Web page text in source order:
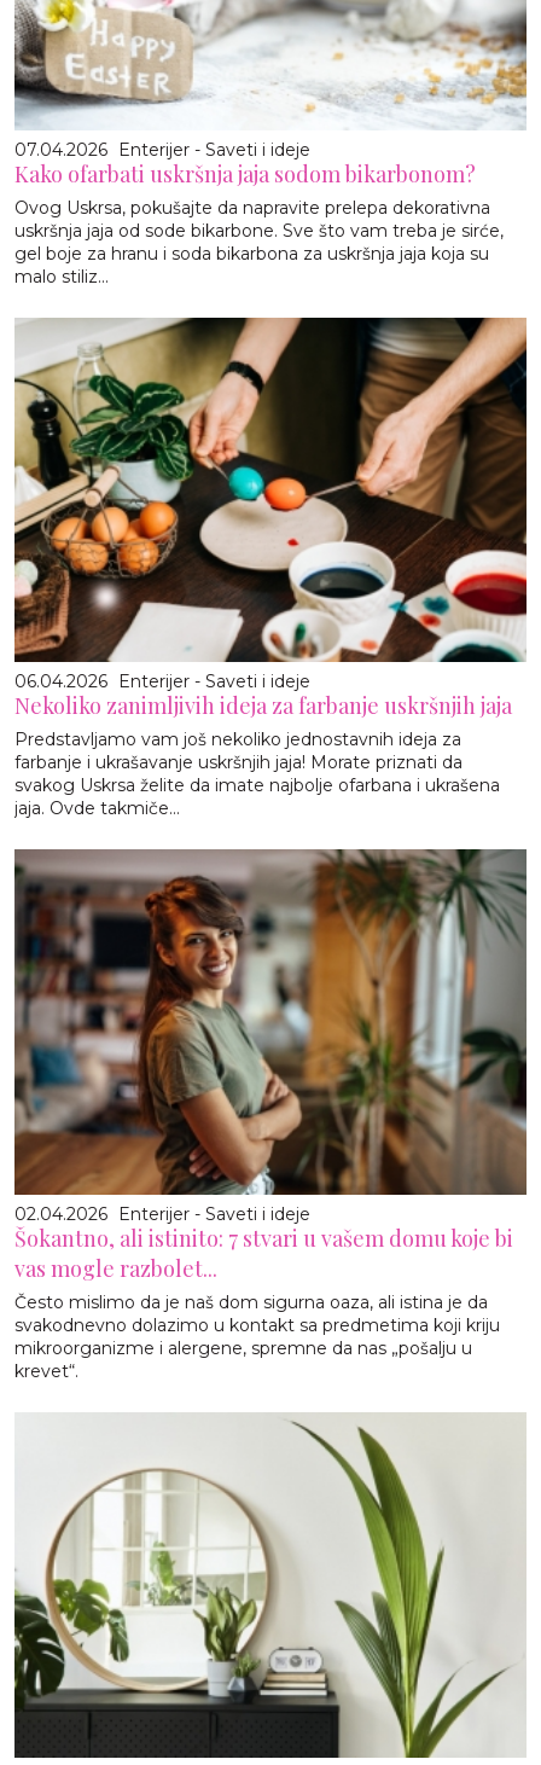
07.04.2026 Enterijer - Saveti i ideje
Kako ofarbati uskršnja jaja sodom bikarbonom?
Ovog Uskrsa, pokušajte da napravite prelepa dekorativna
uskršnja jaja od sode bikarbone. Sve što vam treba je sirće,
gel boje za hranu i soda bikarbona za uskršnja jaja koja su
malo stiliz...
06.04.2026 Enterijer - Saveti i ideje
Nekoliko zanimljivih ideja za farbanje uskršnjih jaja
Predstavljamo vam još nekoliko jednostavnih ideja za
farbanje i ukrašavanje uskršnjih jaja! Morate priznati da
svakog Uskrsa želite da imate najbolje ofarbana i ukrašena
jaja. Ovde takmiče...
02.04.2026 Enterijer - Saveti i ideje
Šokantno, ali istinito: 7 stvari u vašem domu koje bi
vas mogle razbolet...
Često mislimo da je naš dom sigurna oaza, ali istina je da
svakodnevno dolazimo u kontakt sa predmetima koji kriju
mikroorganizme i alergene, spremne da nas „pošalju u
krevet“.